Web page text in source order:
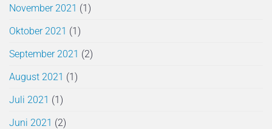
November 2021 (1)
Oktober 2021 (1)
September 2021 (2)
August 2021 (1)
Juli 2021 (1)
Juni 2021 (2)